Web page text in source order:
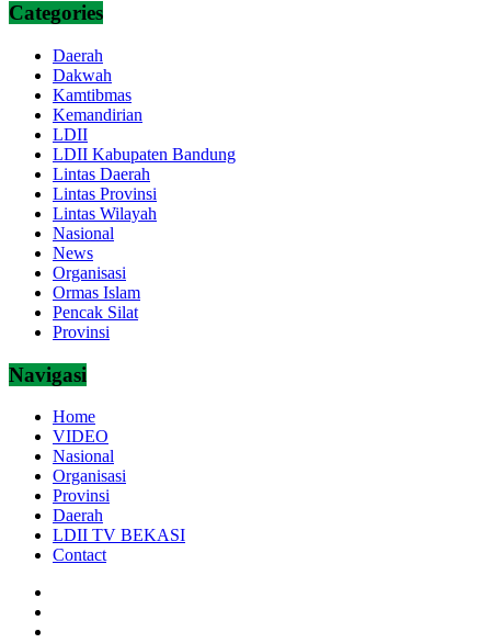
Categories
Daerah
Dakwah
Kamtibmas
Kemandirian
LDII
LDII Kabupaten Bandung
Lintas Daerah
Lintas Provinsi
Lintas Wilayah
Nasional
News
Organisasi
Ormas Islam
Pencak Silat
Provinsi
Navigasi
Home
VIDEO
Nasional
Organisasi
Provinsi
Daerah
LDII TV BEKASI
Contact